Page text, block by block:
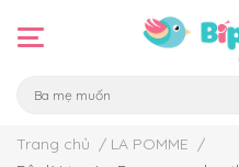
Trang chủ / LA POMME /